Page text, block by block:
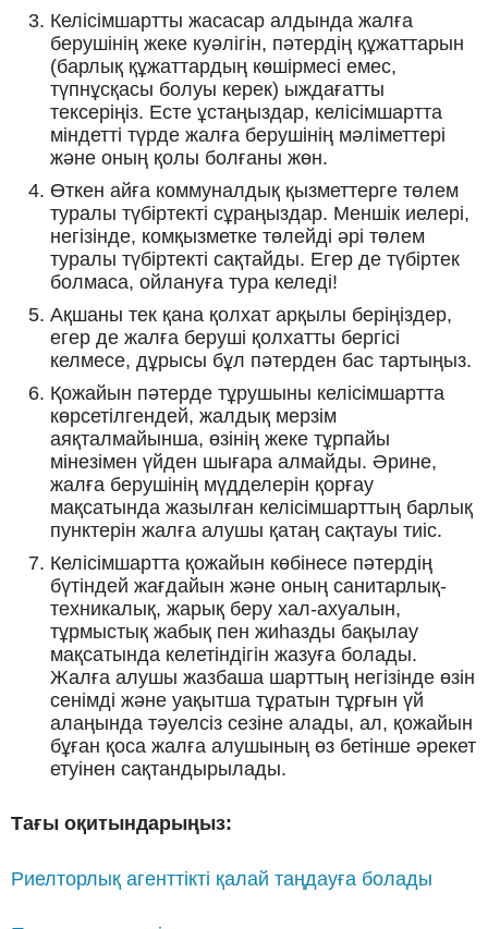
Келісімшартты жасасар алдында жалға
берушінің жеке куәлігін, пәтердің құжаттарын
(барлық құжаттардың көшірмесі емес,
түпнұсқасы болуы керек) ыждағатты
тексеріңіз. Есте ұстаңыздар, келісімшартта
міндетті түрде жалға берушінің мәліметтері
және оның қолы болғаны жөн.
Өткен айға коммуналдық қызметтерге төлем
туралы түбіртекті сұраңыздар. Меншік иелері,
негізінде, комқызметке төлейді әрі төлем
туралы түбіртекті сақтайды. Егер де түбіртек
болмаса, ойлануға тура келеді!
Ақшаны тек қана қолхат арқылы беріңіздер,
егер де жалға беруші қолхатты бергісі
келмесе, дұрысы бұл пәтерден бас тартыңыз.
Қожайын пәтерде тұрушыны келісімшартта
көрсетілгендей, жалдық мерзім
аяқталмайынша, өзінің жеке тұрпайы
мінезімен үйден шығара алмайды. Әрине,
жалға берушінің мүдделерін қорғау
мақсатында жазылған келісімшарттың барлық
пунктерін жалға алушы қатаң сақтауы тиіс.
Келісімшартта қожайын көбінесе пәтердің
бүтіндей жағдайын және оның санитарлық-
техникалық, жарық беру хал-ахуалын,
тұрмыстық жабық пен жиһазды бақылау
мақсатында келетіндігін жазуға болады.
Жалға алушы жазбаша шарттың негізінде өзін
сенімді және уақытша тұратын тұрғын үй
алаңында тәуелсіз сезіне алады, ал, қожайын
бұған қоса жалға алушының өз бетінше әрекет
етуінен сақтандырылады.
Тағы оқитындарыңыз:
Риелторлық агенттікті қалай таңдауға болады